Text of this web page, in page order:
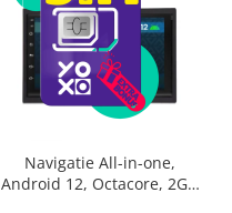
Navigatie All-in-one,
Android 12, Octacore, 2GB